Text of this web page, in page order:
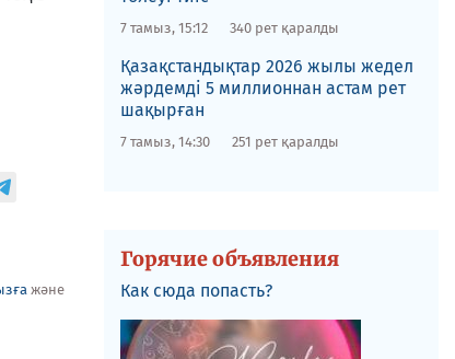
және
7 тамыз, 15:12 340 рет қаралды
Қазақстандықтар 2026 жылы жедел
жәрдемді 5 миллионнан астам рет
шақырған
7 тамыз, 14:30 251 рет қаралды
Горячие объявления
Как сюда попасть?